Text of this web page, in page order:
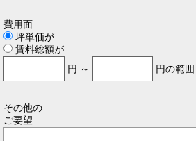
費用面
坪単価が
賃料総額が
円 ～
円の範囲
その他の
ご要望